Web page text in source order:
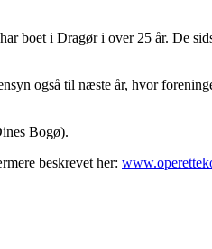
boet i Dragør i over 25 år. De
også til næste år, hvor
Bogø).
beskrevet her: